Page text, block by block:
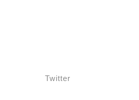
Twitter